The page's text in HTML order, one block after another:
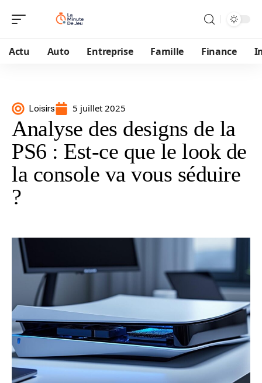
Actu Auto Entreprise Famille Finance
Loisirs 5 juillet 2025
Analyse des designs de la
PS6 : Est-ce que le look de
la console va vous séduire
?